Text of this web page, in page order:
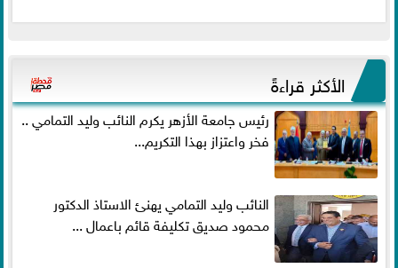
الأكثر قراءةً
رئيس جامعة الأزهر يكرم النائب وليد التمامي ..
فخر واعتزاز بهذا التكريم...
النائب وليد التمامي يهنئ الاستاذ الدكتور
محمود صديق تكليفة قائم باعمال ...